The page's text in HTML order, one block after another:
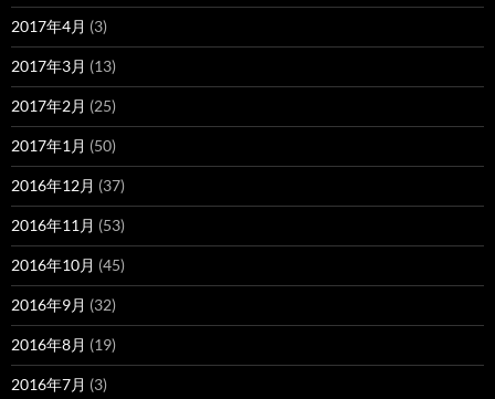
2017年4月 (3)
2017年3月 (13)
2017年2月 (25)
2017年1月 (50)
2016年12月 (37)
2016年11月 (53)
2016年10月 (45)
2016年9月 (32)
2016年8月 (19)
2016年7月 (3)